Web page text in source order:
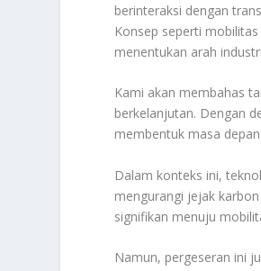
berinteraksi dengan
Konsep seperti
menentukan arah
Kami akan membahas
berkelanjutan. Dengan
membentuk masa
Dalam konteks ini,
mengurangi jejak
signifikan menuju
Namun, pergeseran ini